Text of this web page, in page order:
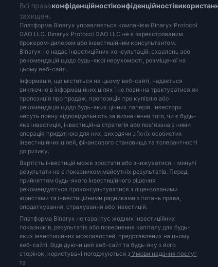
наступних: ідентифікаційний номер
картки іноземця, або номер та країна
державою, що засвідчує громадянство або
3.3. Верифікація інформації. Ми
що ми знаємо справжню особистість
процедури на основі ризику для
отримуємо про наших клієнтів. Коли наявні
для верифікації особи клієнта.
необхідності. Якщо ми все ще не впевнені
недокументальних засобів. Ми розглянемо,
така як ім'я клієнта, адреса, поштовий
народження, дозволяє нам визначити, що
знаємо справжню особу клієнта
невідповідності). Належні документи для
фізичної особи — нескасовану
або проживання та містить фотографію або
Всі права
захищені.
конфіденційностіконфіденційності
Платформа Binaryx управляється компанією Binaryx Protocol
DAO LLC. Binaryx Protocol DAO LLC не є зареєстрованим
брокером-дилером або інвестиційним консультантом.
Binaryx не надає інвестиційних консультацій, схвалень або
рекомендацій щодо будь-якої нерухомості, розміщеної на
цьому веб-сайті.
Інформація, що міститься на цьому веб-сайті, надається
виключно в інформаційних цілях і не повинна трактуватися як
пропозиція про продаж, пропозиція про купівлю або
рекомендація щодо будь-яких цінних паперів. Інвестори
несуть повну відповідальність за визначення того, чи є будь-
яка інвестиція, інвестиційна стратегія або пов'язана з ними
операція придатною для них, виходячи з їхніх особистих
інвестиційних цілей, фінансового становища та толерантності
до ризику.
Вартість інвестицій може зростати або знижуватися, і минулі
результати не є показником майбутніх результатів. Перед
прийняттям будь-якого інвестиційного рішення
рекомендується проконсультуватися з ліцензованими
юристами та інвестиційними радниками з питань права,
оподаткування, страхування або інвестицій.
Платформа Binaryx не гарантує жодних інвестиційних
показників, результатів або повернення капіталу для будь-
яких інвестиційних можливостей, представлених на цьому
веб-сайті. Відвідуючи цей веб-сайт та будь-яку з його
сторінок, користувачі погоджуються з Умови надання послуг
та